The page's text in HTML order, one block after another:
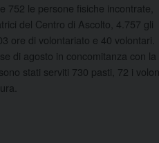
752 le persone fisiche incontrate,
del Centro di Ascolto, 4.757 gli
ore di volontariato e 40 volontari.
di agosto in concomitanza con la
stati serviti 730 pasti, 72 i